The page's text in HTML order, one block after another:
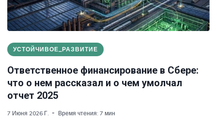
УСТОЙЧИВОЕ_РАЗВИТИЕ
Ответственное финансирование в Сбере:
что о нем рассказал и о чем умолчал
отчет 2025
7 Июня 2026 Г. Время чтения: 7 мин